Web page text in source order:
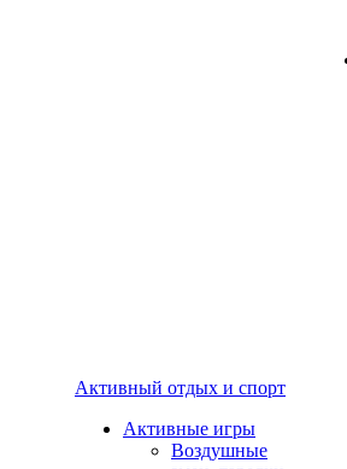
Активный отдых и спорт
Активные игры
Воздушные